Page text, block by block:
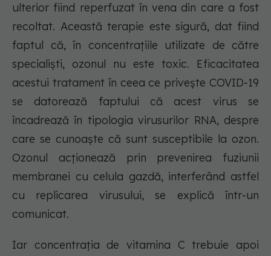
ulterior fiind reperfuzat în vena din care a fost
recoltat. Această terapie este sigură, dat fiind
faptul că, în concentrațiile utilizate de către
specialiști, ozonul nu este toxic. Eficacitatea
acestui tratament în ceea ce privește COVID-19
se datorează faptului că acest virus se
încadrează în tipologia virusurilor RNA, despre
care se cunoaște că sunt susceptibile la ozon.
Ozonul acționează prin prevenirea fuziunii
membranei cu celula gazdă, interferând astfel
cu replicarea virusului, se explică într-un
comunicat.
Iar concentrația de vitamina C trebuie apoi